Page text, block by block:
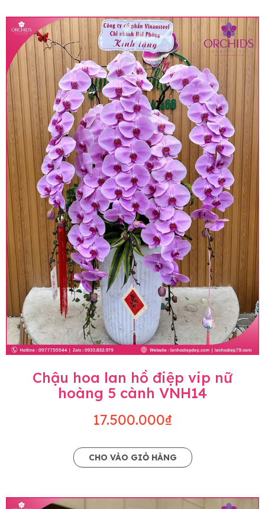
• Giá trên được miễn ship giao trong nội thành,
miễn phí in thiệp - banner theo yêu cầu khách
hàng.
• Beautiful Orchids liên kết với các cửa hàng
trên toàn quốc để phục vụ giao hoa tận nơi, mỗi
khu vực sẽ có mức giá khác nhau (tùy vào chi
phí mặt bằng, nguyên vật liệu,..) nên giá có thể sẽ
thay đổi so với giá niêm yết trên website. Khách
hàng ở Tỉnh thành khác vui lòng chủ động hỏi lại
giá trước khi đặt hàng, shop sẽ chủ động báo giá
chính xác khi có địa chỉ giao hàng cụ thể.
Chậu hoa lan hồ điệp vip nữ
hoàng 5 cành VNH14
17.500.000₫
CHO VÀO GIỎ HÀNG